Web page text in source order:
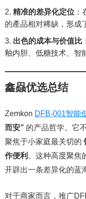
精准的差异化定位
的產品相对稀缺，形成
出色的成本与价值比
釉内胆、低糖技术、智
鑫赑优选总结
Zemkon DFB-001智能
而安” 的产品哲学。它
聚焦于小家庭最关切的
作便利 。这种高度聚焦
开辟出一条差异化的蓝
对于商家而言，推广